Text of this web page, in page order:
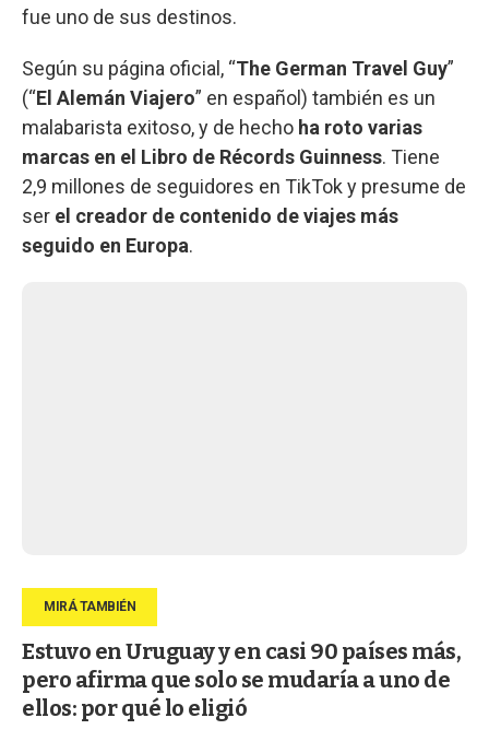
fue uno de sus destinos.
Según su página oficial, “The German Travel Guy”
(“El Alemán Viajero” en español) también es un
malabarista exitoso, y de hecho ha roto varias
marcas en el Libro de Récords Guinness. Tiene
2,9 millones de seguidores en TikTok y presume de
ser el creador de contenido de viajes más
seguido en Europa.
Estuvo en Uruguay y en casi 90 países más,
pero afirma que solo se mudaría a uno de
ellos: por qué lo eligió